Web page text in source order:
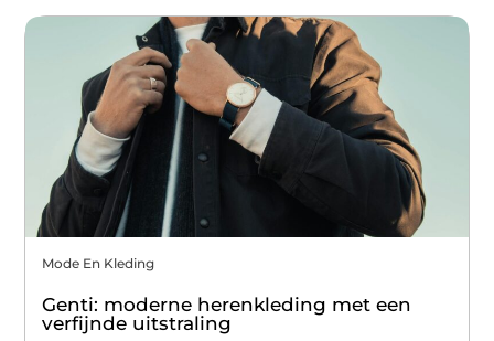
Mode En Kleding
Genti: moderne herenkleding met een
verfijnde uitstraling